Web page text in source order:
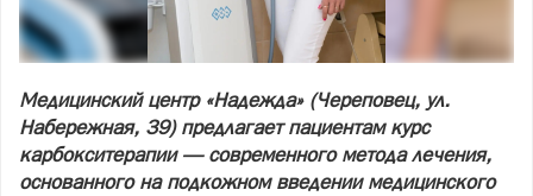
Медицинский центр «Надежда» (Череповец, ул.
Набережная, 39) предлагает пациентам курс
карбокситерапии — современного метода лечения,
основанного на подкожном введении медицинского